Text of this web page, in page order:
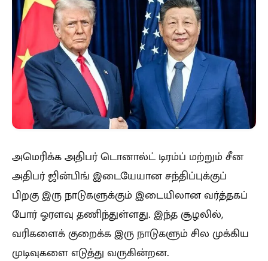
அமெரிக்க அதிபர் டொனால்ட் டிரம்ப் மற்றும் சீன
அதிபர் ஜின்பிங் இடையேயான சந்திப்புக்குப்
பிறகு இரு நாடுகளுக்கும் இடையிலான வர்த்தகப்
போர் ஓரளவு தணிந்துள்ளது. இந்த சூழலில்,
வரிகளைக் குறைக்க இரு நாடுகளும் சில முக்கிய
முடிவுகளை எடுத்து வருகின்றன.